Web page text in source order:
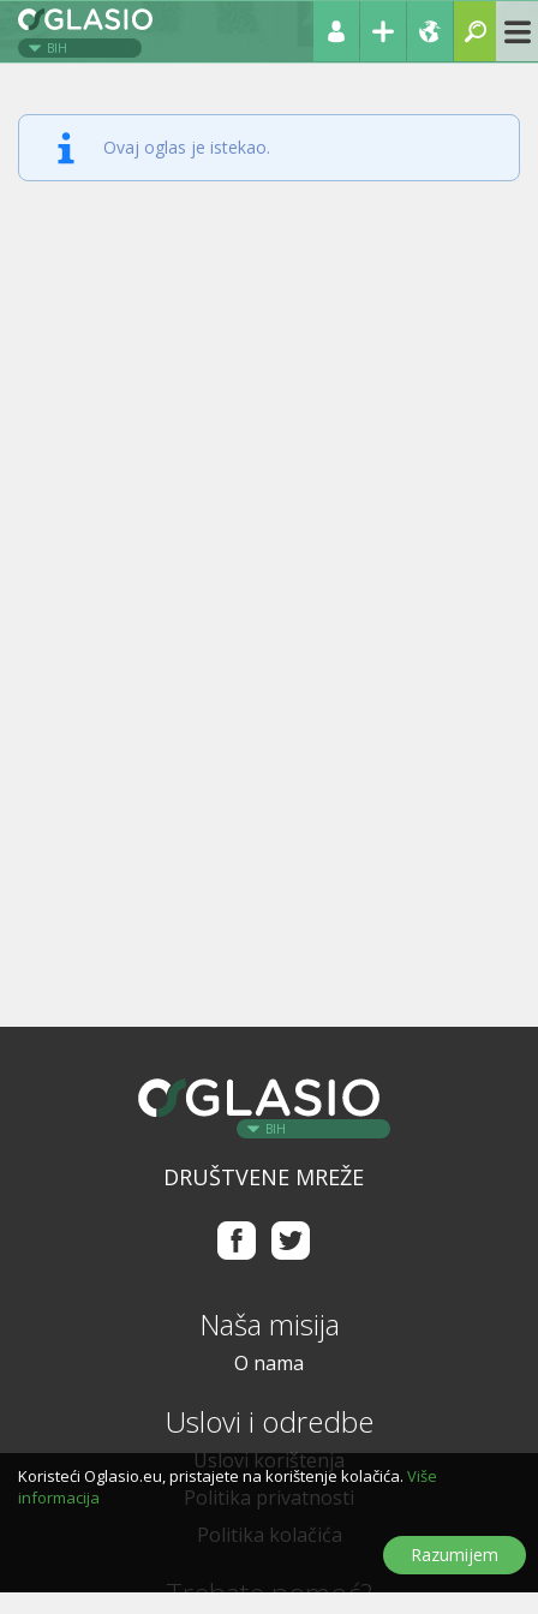
BIH
Ovaj oglas je istekao.
BIH
DRUŠTVENE MREŽE
Naša misija
O nama
Uslovi i odredbe
Uslovi korištenja
Politika privatnosti
Politika kolačića
Trebate pomoć?
Koristeći Oglasio.eu, pristajete na korištenje kolačića. Više
informacija
Razumijem